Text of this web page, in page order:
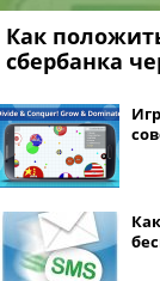
Как
сбербанка